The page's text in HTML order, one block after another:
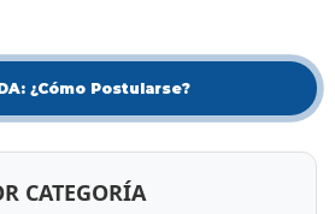
¿Cómo Postularse?
CATEGORÍA